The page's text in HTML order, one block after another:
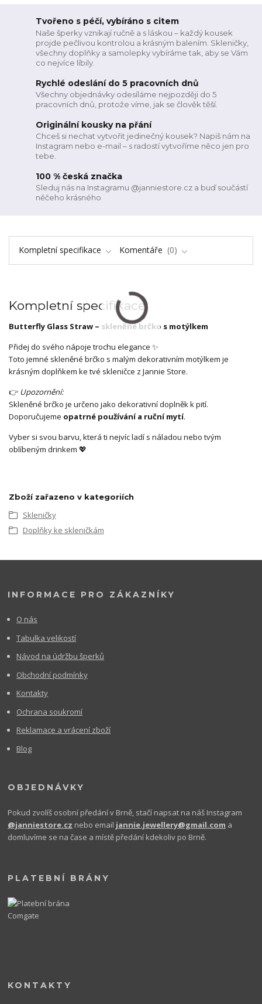
Tvořeno s péčí, vybíráno s citem
Naše šperky vznikají ručně a s láskou – každý kousek
projde pečlivou kontrolou a krásným balením. Skleničky,
všechny doplňky a samolepky vybíráme tak, aby se Vám
co nejvíce líbily.
Rychlé odeslání do 5 pracovních dnů
Všechny objednávky odesíláme nejpozději do 5
pracovních dnů, protože víme, jak se člověk těší.
Originální kousky na přání
Chceš si nechat vytvořit jedinečný kousek? Napiš nám na
Instagram nebo e-mail – s radostí vytvoříme něco jen pro
tebe.
100 % česká značka
Sleduj nás na Instagramu @janniestore.cz a buď součástí
něčeho krásného
Kompletní specifikace Komentáře 0
Kompletní specifikace
Butterfly Glass Straw – skleněné brčko s motýlkem
Přidej do svého nápoje trochu elegance ✨
Toto jemné skleněné brčko s malým dekorativním motýlkem je
krásným doplňkem ke tvé skleničce z Jannie Store.
👉 Upozornění:
Skleněné brčko je určeno jako dekorativní doplněk k pití.
Doporučujeme opatrné používání a ruční mytí.
Vyber si svou barvu, která ti nejvíc ladí s náladou nebo tvým
oblíbeným drinkem 💖
Zboží zařazeno v kategoriích
Skleničky
Doplňky ke skleničkám
INFORMACE PRO ZÁKAZNÍKY
O nás
Tabulka velikostí
Návod na údržbu šperků
Obchodní podmínky
Kontakty
Ochrana soukromí
Reklamace a vrácení zboží
Blog
OBJEDNÁVKY
Pokud zvolíš osobní předání v Brně, stačí napsat na náš Instagram
@janniestore.cz nebo email jannie.jewellery@gmail.com a
domluvíme se na čase a místě předání kdekoliv po Brně.
PLATEBNÍ BRÁNY
KONTAKTY